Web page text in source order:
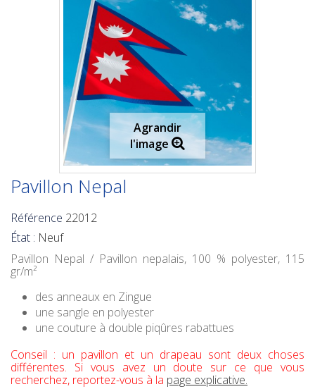
Agrandir
l'image
Pavillon Nepal
Référence 22012
État : Neuf
Pavillon Nepal / Pavillon nepalais, 100 % polyester, 115
gr/m²
des anneaux en Zingue
une sangle en polyester
une couture à double piqûres rabattues
Conseil : un pavillon et un drapeau sont deux choses
différentes. Si vous avez un doute sur ce que vous
recherchez, reportez-vous à la page explicative.